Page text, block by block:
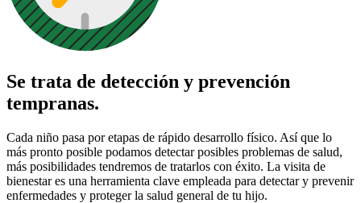
Se trata de detección y prevención
tempranas.
Cada niño pasa por etapas de rápido desarrollo físico. Así que lo
más pronto posible podamos detectar posibles problemas de salud,
más posibilidades tendremos de tratarlos con éxito. La visita de
bienestar es una herramienta clave empleada para detectar y prevenir
enfermedades y proteger la salud general de tu hijo.